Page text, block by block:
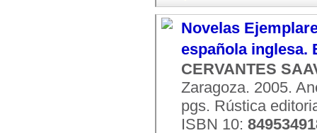
Novelas
española inglesa.
CERVANTES
Zaragoza. 2005.
pgs. Rústica
ISBN 10: